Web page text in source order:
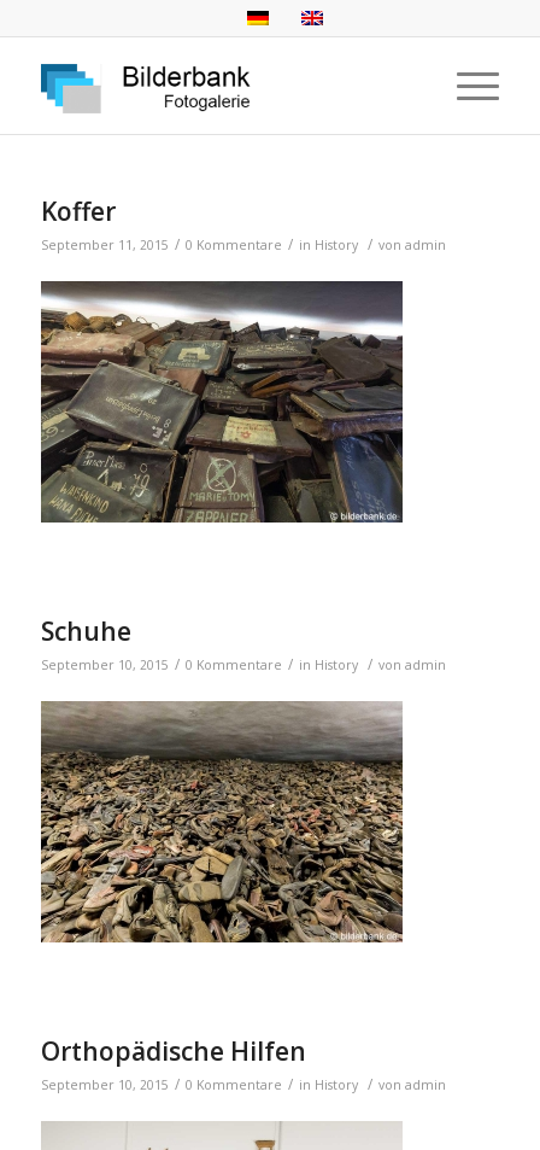
Koffer
September 11, 2015 / 0 Kommentare / in History / von admin
Schuhe
September 10, 2015 / 0 Kommentare / in History / von admin
Orthopädische Hilfen
September 10, 2015 / 0 Kommentare / in History / von admin